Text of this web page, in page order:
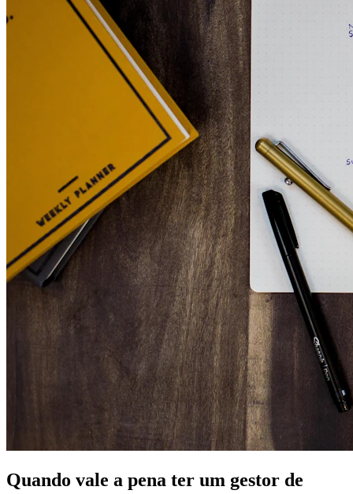
Quando vale a pena ter um gestor de